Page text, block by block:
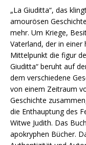
„La Giuditta“, das
amourösen
mehr. Um Kriege,
Vaterland, der in
Mittelpunkt die figur
Giuditta“ beruht auf
dem verschiedene
von einem Zeitraum
Geschichte
die Enthauptung des
Witwe Judith. Das
apokryphen Bücher.